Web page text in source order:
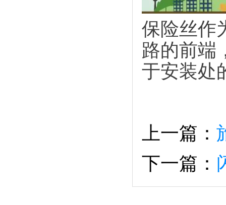
保险丝作
路的前端
于安装处
上一篇：
下一篇：